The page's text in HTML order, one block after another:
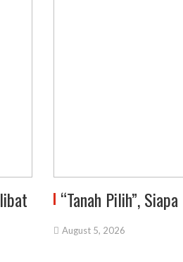
“Tanah Pilih”,
August 5, 2026